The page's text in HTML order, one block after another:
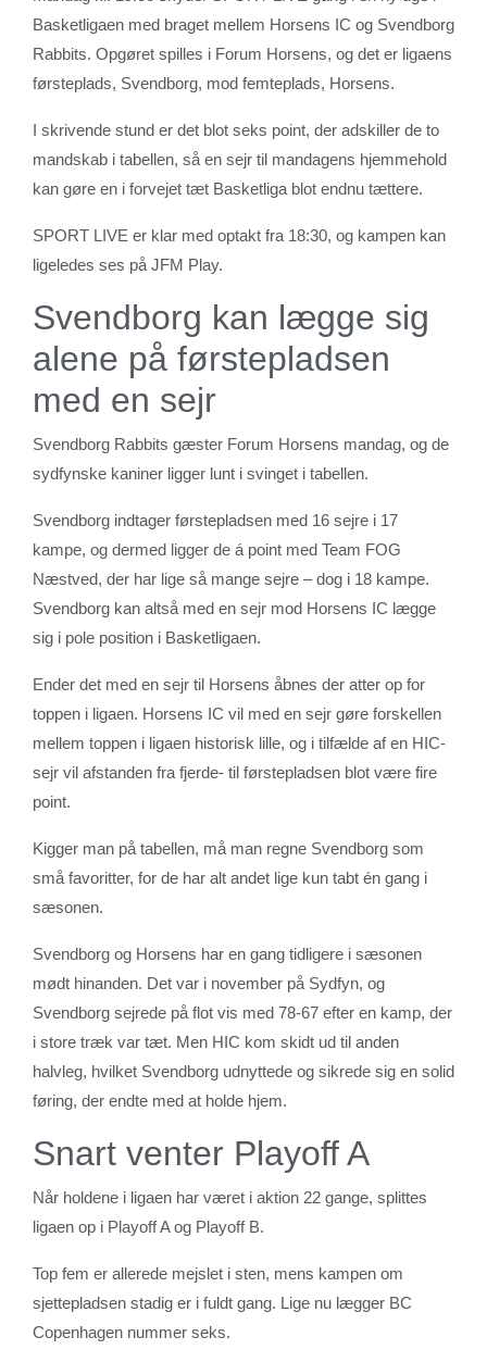
Basketligaen med braget mellem Horsens IC og Svendborg
Rabbits. Opgøret spilles i Forum Horsens, og det er ligaens
førsteplads, Svendborg, mod femteplads, Horsens.
I skrivende stund er det blot seks point, der adskiller de to
mandskab i tabellen, så en sejr til mandagens hjemmehold
kan gøre en i forvejet tæt Basketliga blot endnu tættere.
SPORT LIVE er klar med optakt fra 18:30, og kampen kan
ligeledes ses på JFM Play.
Svendborg kan lægge sig
alene på førstepladsen
med en sejr
Svendborg Rabbits gæster Forum Horsens mandag, og de
sydfynske kaniner ligger lunt i svinget i tabellen.
Svendborg indtager førstepladsen med 16 sejre i 17
kampe, og dermed ligger de á point med Team FOG
Næstved, der har lige så mange sejre – dog i 18 kampe.
Svendborg kan altså med en sejr mod Horsens IC lægge
sig i pole position i Basketligaen.
Ender det med en sejr til Horsens åbnes der atter op for
toppen i ligaen. Horsens IC vil med en sejr gøre forskellen
mellem toppen i ligaen historisk lille, og i tilfælde af en HIC-
sejr vil afstanden fra fjerde- til førstepladsen blot være fire
point.
Kigger man på tabellen, må man regne Svendborg som
små favoritter, for de har alt andet lige kun tabt én gang i
sæsonen.
Svendborg og Horsens har en gang tidligere i sæsonen
mødt hinanden. Det var i november på Sydfyn, og
Svendborg sejrede på flot vis med 78-67 efter en kamp, der
i store træk var tæt. Men HIC kom skidt ud til anden
halvleg, hvilket Svendborg udnyttede og sikrede sig en solid
føring, der endte med at holde hjem.
Snart venter Playoff A
Når holdene i ligaen har været i aktion 22 gange, splittes
ligaen op i Playoff A og Playoff B.
Top fem er allerede mejslet i sten, mens kampen om
sjettepladsen stadig er i fuldt gang. Lige nu lægger BC
Copenhagen nummer seks.